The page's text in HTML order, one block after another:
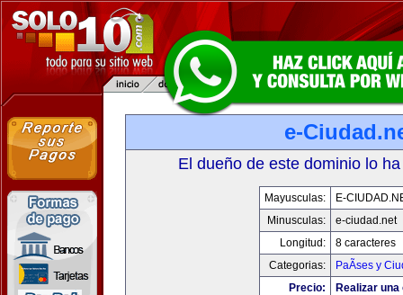
e-
El dueño de este dominio lo
Mayusculas:
E-
Minusculas:
e-ciudad.net
Longitud:
8 caracteres
Categorias:
PaÃ­ses y
Precio:
Realizar